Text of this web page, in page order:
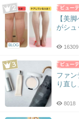
BLOG
【美
がシュ
16309
ファン
り直
8018